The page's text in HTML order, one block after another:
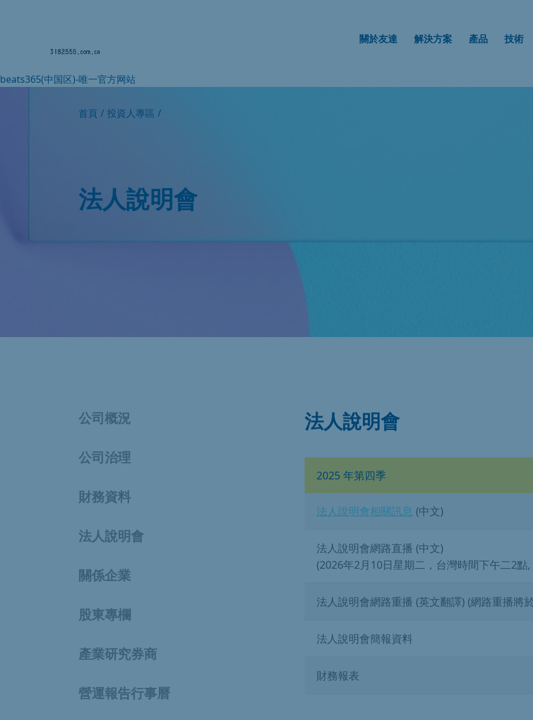
beats365(中国区)-唯一官方网站
關於友達 解決方案 產品 技術
首頁 / 投資人專區 /
法人說明會
公司概況
公司治理
財務資料
法人說明會
關係企業
股東專欄
產業研究券商
營運報告行事曆
法人說明會
2025 年第四季
法人說明會相關訊息 (中文)
法人說明會網路直播 (中文)
(2026年2月10日星期二，台灣時間下午二2
法人說明會網路重播 (英文翻譯) (網路重播將
法人說明會簡報資料
財務報表